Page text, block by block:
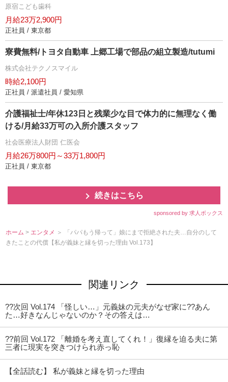
原宿こども歯科
月給23万2,900円
正社員 / 東京都
寮費無料/トヨタ自動車 上郷工場で部品の組立製造/tutumi
株式会社テクノスマイル
時給2,100円
正社員 / 派遣社員 / 愛知県
介護福祉士/年休123日と残業少な目で体力的に無理なく働
ける/月給33万可の入所介護スタッフ
社会医療法人財団 仁医会
月給26万800円～33万1,800円
正社員 / 東京都
続きはこちら
sponsored by 求人ボックス
ホーム > エンタメ ＞ 「パパもう帰って」娘にまで拒絶された夫…自分のして
きたことの代償【私が義妹と縁を切った理由 Vol.173】
関連リンク
??次回 Vol.174 「怪しい…」元義妹の元夫がなぜ家に??あん
た…好きなんじゃないのか？その答えは…
??前回 Vol.172 「離婚を考え直してくれ！」復縁を迫る夫に第
三者に現実を突きつけられ赤っ恥
【全話読む】 私が義妹と縁を切った理由